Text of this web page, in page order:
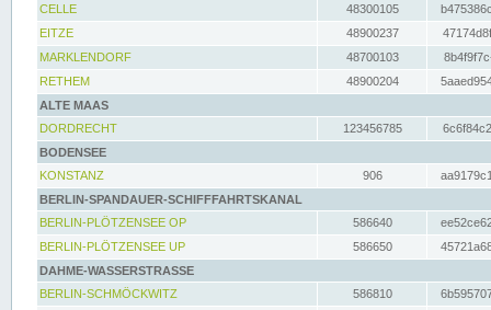
CELLE
48300105
EITZE
48900237
MARKLENDORF
48700103
RETHEM
48900204
ALTE MAAS
DORDRECHT
123456785
BODENSEE
KONSTANZ
906
BERLIN-SPANDAUER-SCHIFFFAHRTSKANAL
BERLIN-PLÖTZENSEE OP
586640
BERLIN-PLÖTZENSEE UP
586650
DAHME-WASSERSTRASSE
BERLIN-SCHMÖCKWITZ
586810